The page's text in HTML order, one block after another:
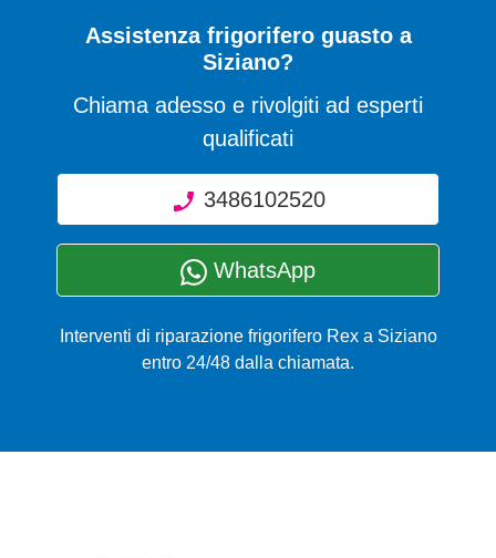
Assistenza frigorifero guasto a
Siziano?
Chiama adesso e rivolgiti ad esperti
qualificati
3486102520
WhatsApp
Interventi di riparazione frigorifero Rex a Siziano
entro 24/48 dalla chiamata.